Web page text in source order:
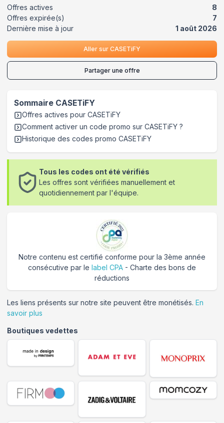
Offres actives
8
Offres expirée(s)
7
Dernière mise à jour
1 août 2026
Aller sur CASETiFY
Partager une offre
Sommaire CASETiFY
Offres actives pour CASETiFY
Comment activer un code promo sur CASETiFY ?
Historique des codes promo CASETiFY
Tous les codes ont été vérifiés
Les offres sont vérifiées manuellement et
quotidiennement par l'équipe.
Notre contenu est certifié conforme pour la 3ème année
consécutive par le label CPA - Charte des bons de
réductions
Les liens présents sur notre site peuvent être monétisés. En
savoir plus
Boutiques vedettes